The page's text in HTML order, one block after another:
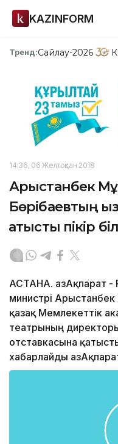
KAZINFORM
Тренд:Сайлау-2026
14:36, 06 Желтоқсан 2018
Арыстанбек
Бөрібаевтың
қатысты пікір
АСТАНА. ҚазАқпарат -
министрі
қазақ Мемлекеттік
театрының
отставкасына
хабарлайды